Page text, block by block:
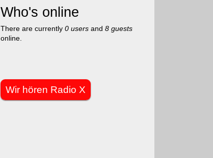
Who's online
There are currently 0 usersand 8 guests
online.
Wir hören Radio X